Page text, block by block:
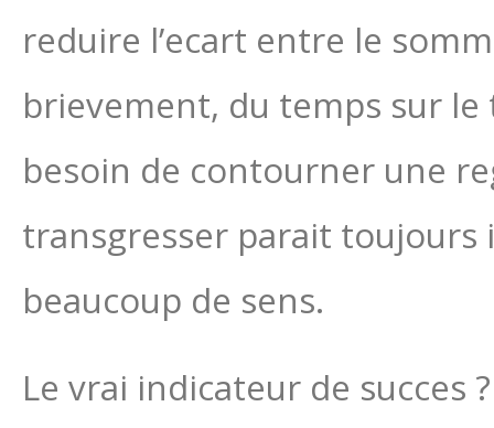
reduire l’ecart entre le
brievement, du temps sur
besoin de contourner une
transgresser parait toujours
beaucoup de sens.
Le vrai indicateur de succes